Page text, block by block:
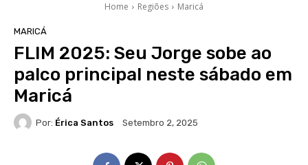
Home Regiões Maricá
MARICÁ
FLIM 2025: Seu Jorge sobe ao
palco principal neste sábado em
Maricá
Por: Érica Santos Setembro 2, 2025